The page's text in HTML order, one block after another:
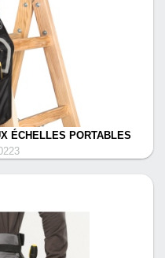
ÉCHELLES PORTABLES